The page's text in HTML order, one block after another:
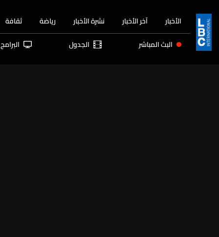
الأخبار آخر الأخبار نشرة الأخبار رياضة ثقافة
البث المباشر الجدول البرامج